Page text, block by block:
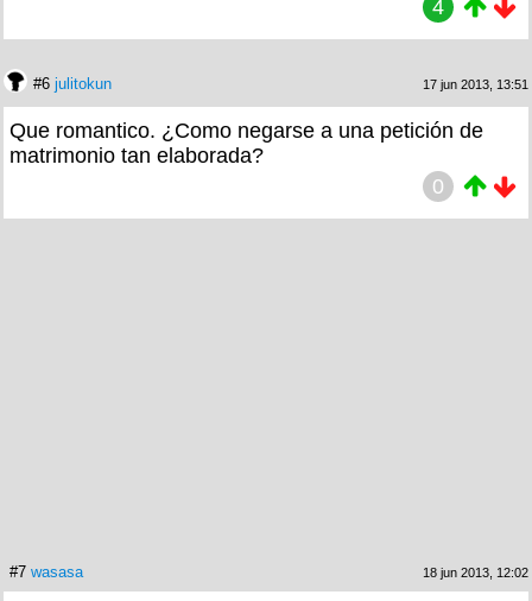
4
#6 julitokun 17 jun 2013, 13:51
Que romantico. ¿Como negarse a una petición de
matrimonio tan elaborada?
0
#7 wasasa 18 jun 2013, 12:02